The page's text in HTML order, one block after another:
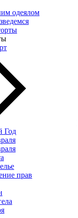
одеялом
Год
прав